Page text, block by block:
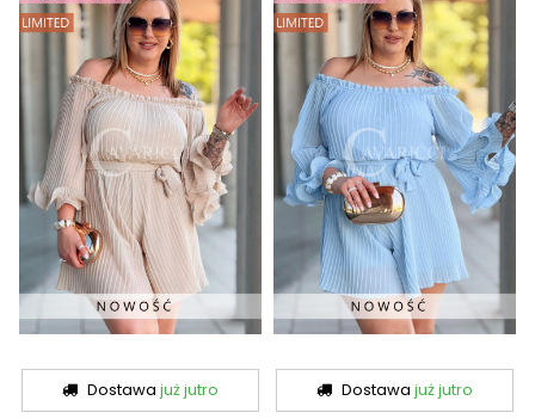
Dostawajuż jutro Dostawa już jutro